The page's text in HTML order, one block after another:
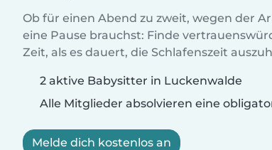
Ob für einen Abend zu zweit, wegen der
eine Pause brauchst: Finde
Zeit, als es dauert, die Schlafenszeit
2 aktive Babysitter in Luckenwalde
Alle Mitglieder absolvieren eine
Melde dich kostenlos an